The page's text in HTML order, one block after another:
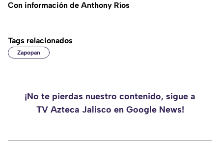
Con información de Anthony Ríos
Tags relacionados
Zapopan
¡No te pierdas nuestro contenido, sigue a
TV Azteca Jalisco en Google News!